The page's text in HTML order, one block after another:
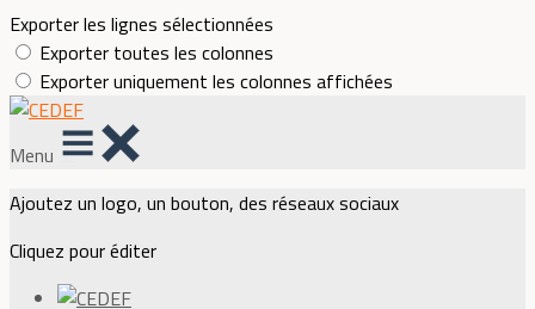
Exporter les lignes sélectionnées
Exporter toutes les colonnes
Exporter uniquement les colonnes affichées
Menu
Ajoutez un logo, un bouton, des réseaux sociaux
Cliquez pour éditer